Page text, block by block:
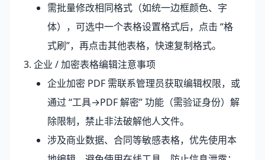
需批量修改相同格式（如统一边框颜色、字
体），可选中一个表格设置格式后，点击 “格
式刷”，再点击其他表格，快速复制格式。
3. 企业 / 加密表格编辑注意事项
企业加密 PDF 需联系管理员获取编辑权限，或
通过 “工具→PDF 解密” 功能（需验证身份）解
除限制，禁止非法破解他人文件。
涉及商业数据、合同等敏感表格，优先使用本